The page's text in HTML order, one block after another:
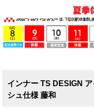
インナー TS DESIGN
シュ仕様 藤和